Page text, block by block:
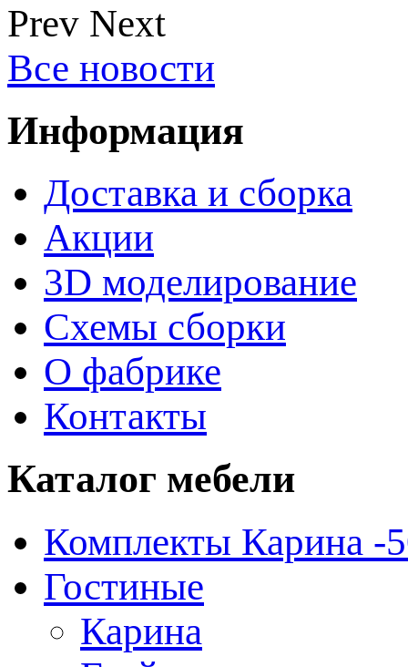
Prev Next
Все новости
Информация
Доставка и сборка
Акции
3D моделирование
Схемы сборки
О фабрике
Контакты
Каталог мебели
Комплекты Карина -
Гостиные
Карина